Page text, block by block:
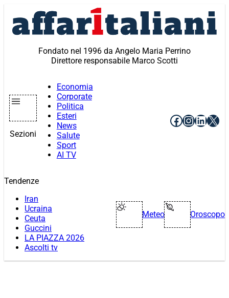
contenuto
Fondato nel 1996 da Angelo Maria Perrino
Direttore responsabile Marco Scotti
Sezioni
Economia
Corporate
Politica
Esteri
News
Salute
Sport
AI TV
Facebook
X
Tendenze
Iran
Ucraina
Ceuta
Guccini
LA PIAZZA 2026
Ascolti tv
Meteo Oroscopo